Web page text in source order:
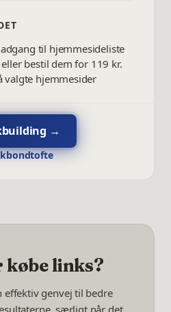
til hjemmesideliste
bestil dem for 119 kr.
valgte hjemmesider
→
links?
effektiv genvej til bedre
særligt når det